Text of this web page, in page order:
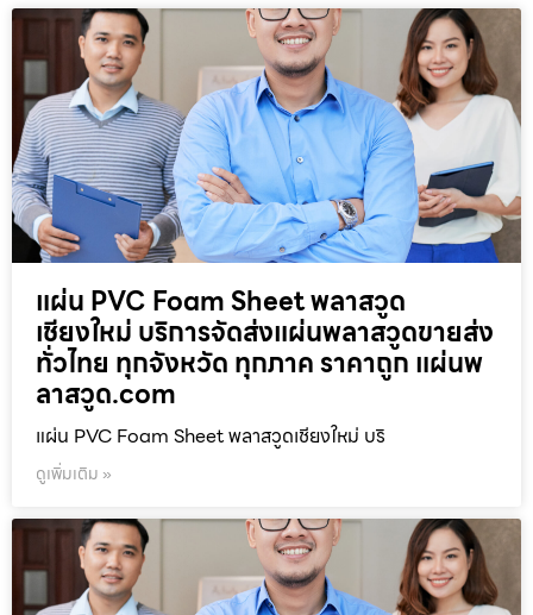
แผ่น PVC Foam Sheet พลาสวูด
เชียงใหม่ บริการจัดส่งแผ่นพลาสวูดขายส่ง
ทั่วไทย ทุกจังหวัด ทุกภาค ราคาถูก แผ่นพ
ลาสวูด.com
แผ่น PVC Foam Sheet พลาสวูดเชียงใหม่ บริ
ดูเพิ่มเติม »